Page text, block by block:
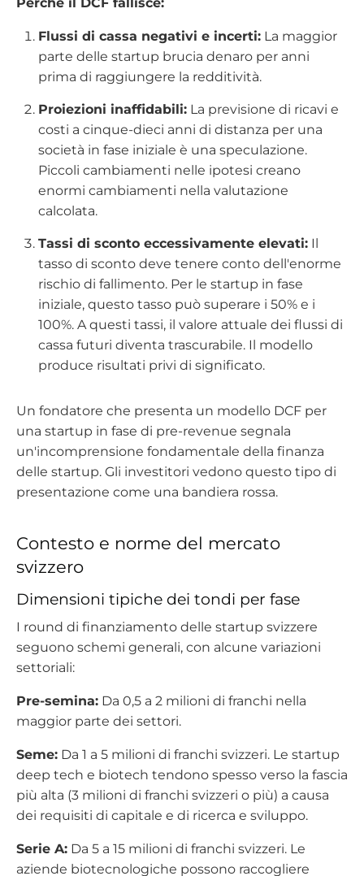
Flussi di cassa negativi e incerti: La maggior
parte delle startup brucia denaro per anni
prima di raggiungere la redditività.
Proiezioni inaffidabili: La previsione di ricavi e
costi a cinque-dieci anni di distanza per una
società in fase iniziale è una speculazione.
Piccoli cambiamenti nelle ipotesi creano
enormi cambiamenti nella valutazione
calcolata.
Tassi di sconto eccessivamente elevati: Il
tasso di sconto deve tenere conto dell'enorme
rischio di fallimento. Per le startup in fase
iniziale, questo tasso può superare i 50% e i
100%. A questi tassi, il valore attuale dei flussi di
cassa futuri diventa trascurabile. Il modello
produce risultati privi di significato.
Un fondatore che presenta un modello DCF per
una startup in fase di pre-revenue segnala
un'incomprensione fondamentale della finanza
delle startup. Gli investitori vedono questo tipo di
presentazione come una bandiera rossa.
Contesto e norme del mercato
svizzero
Dimensioni tipiche dei tondi per fase
I round di finanziamento delle startup svizzere
seguono schemi generali, con alcune variazioni
settoriali:
Pre-semina: Da 0,5 a 2 milioni di franchi nella
maggior parte dei settori.
Seme: Da 1 a 5 milioni di franchi svizzeri. Le startup
deep tech e biotech tendono spesso verso la fascia
più alta (3 milioni di franchi svizzeri o più) a causa
dei requisiti di capitale e di ricerca e sviluppo.
Serie A: Da 5 a 15 milioni di franchi svizzeri. Le
aziende biotecnologiche possono raccogliere